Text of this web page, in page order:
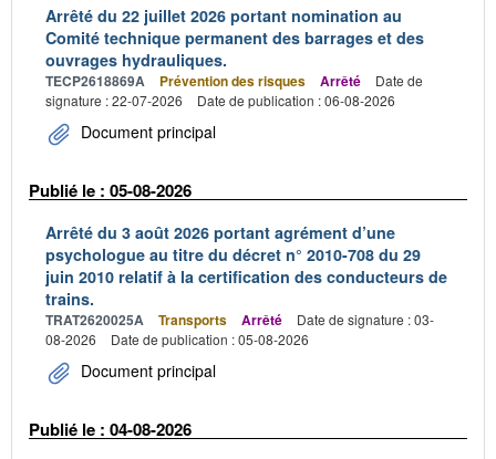
Arrêté du 22 juillet 2026 portant nomination au
Comité technique permanent des barrages et des
ouvrages hydrauliques.
TECP2618869A Prévention des risques Arrêté
Date de
signature : 22-07-2026
Date de publication : 06-08-2026
Document principal
Publié le : 05-08-2026
Arrêté du 3 août 2026 portant agrément d’une
psychologue au titre du décret n° 2010-708 du 29
juin 2010 relatif à la certification des conducteurs de
trains.
TRAT2620025A Transports Arrêté
Date de signature : 03-
08-2026
Date de publication : 05-08-2026
Document principal
Publié le : 04-08-2026